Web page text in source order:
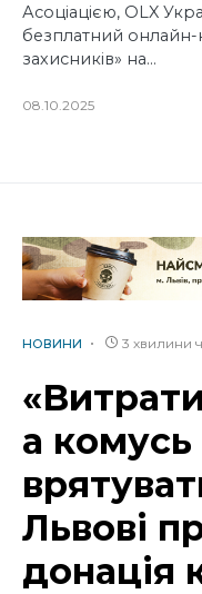
Асоціацією, OLX
безплатний онлайн-
захисників» на…
08.10.2025
НОВИНИ 3 хвилини
а
Львові
донація